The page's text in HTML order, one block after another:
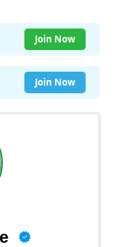
Join Now
Join Now